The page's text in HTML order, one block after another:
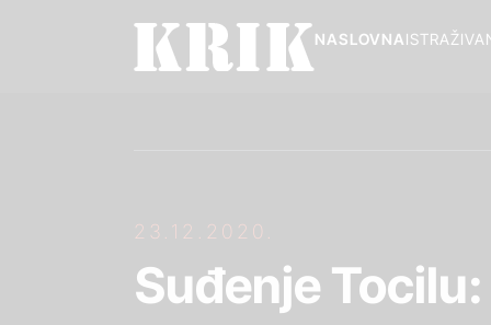
NASLOVNA
23.12.2020.
Suđenje